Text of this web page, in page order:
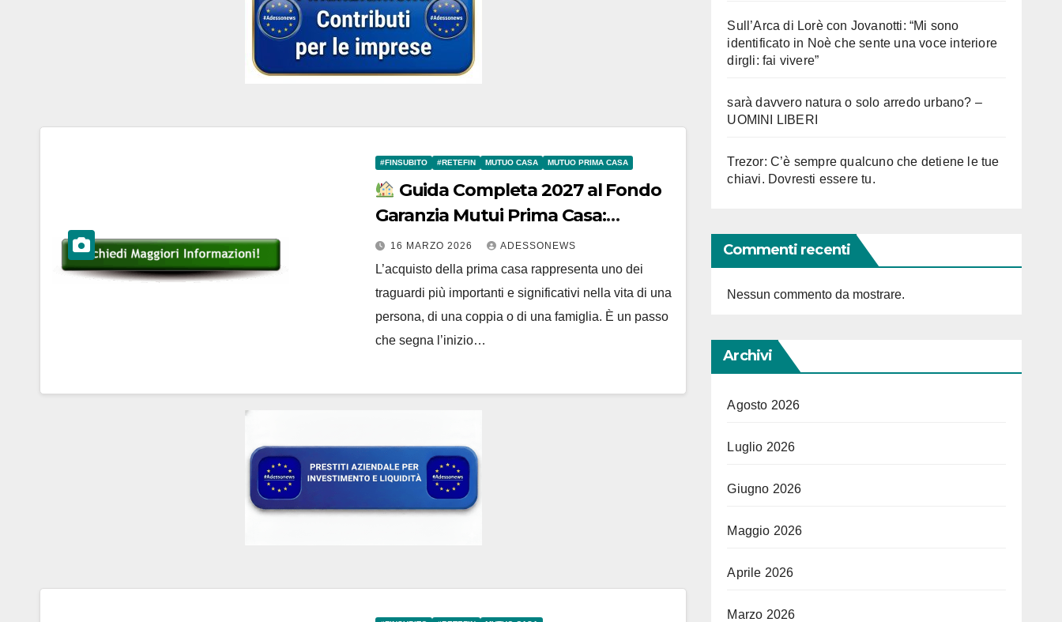
#FINSUBITO #RETEFIN MUTUO CASA MUTUO PRIMA CASA
Guida Completa 2027 al Fondo
Garanzia Mutui Prima Casa:
Requisiti, Agevolazioni e la
Consulenza di Finsubito – #Retefin
– Retefin – #Finsubito – Finsubito –
#Adessonews – #Adessonews –
#Finsubito – Adessonews
16 MARZO 2026 ADESSONEWS
L’acquisto della prima casa rappresenta uno dei
traguardi più importanti e significativi nella vita di una
persona, di una coppia o di una famiglia. È un passo
che segna l’inizio…
Sull’Arca di Lorè con Jovanotti: “Mi sono
identificato in Noè che sente una voce interiore
dirgli: fai vivere”
sarà davvero natura o solo arredo urbano? –
UOMINI LIBERI
Trezor: C’è sempre qualcuno che detiene le tue
chiavi. Dovresti essere tu.
Commenti recenti
Nessun commento da mostrare.
Archivi
Agosto 2026
Luglio 2026
Giugno 2026
Maggio 2026
Aprile 2026
Marzo 2026